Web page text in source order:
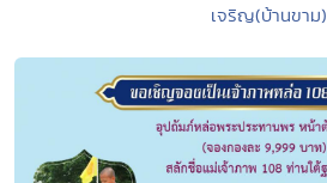
เจริญ(บ้านขาม)